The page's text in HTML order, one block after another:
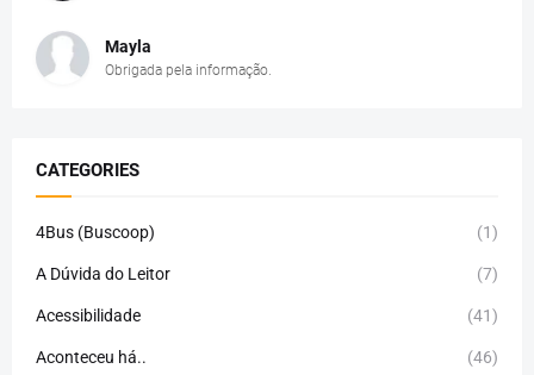
Mayla
Obrigada pela informação.
CATEGORIES
4Bus (Buscoop) (1)
A Dúvida do Leitor (7)
Acessibilidade (41)
Aconteceu há.. (46)